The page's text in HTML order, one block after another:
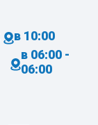
в 10:00
в 06:00 -
06:00